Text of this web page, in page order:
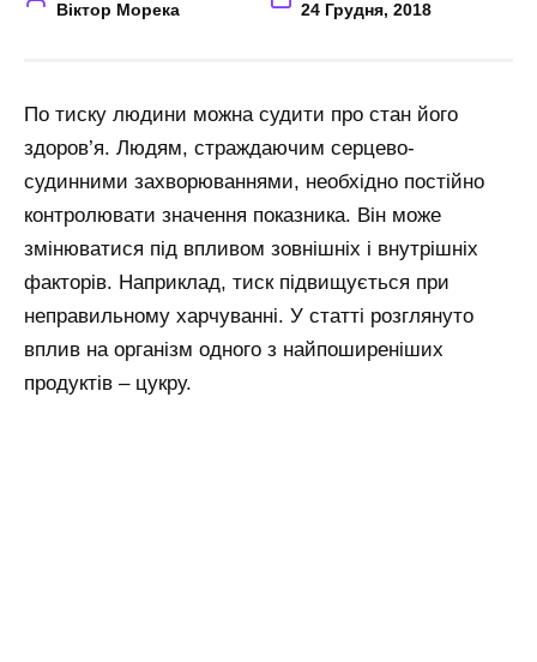
Віктор Морека 24 Грудня, 2018
По тиску людини можна судити про стан його
здоров’я. Людям, страждаючим серцево-
судинними захворюваннями, необхідно постійно
контролювати значення показника. Він може
змінюватися під впливом зовнішніх і внутрішніх
факторів. Наприклад, тиск підвищується при
неправильному харчуванні. У статті розглянуто
вплив на організм одного з найпоширеніших
продуктів – цукру.